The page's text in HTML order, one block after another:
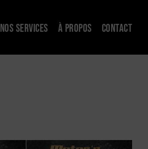
NOS SERVICES À PROPOS CONTACT